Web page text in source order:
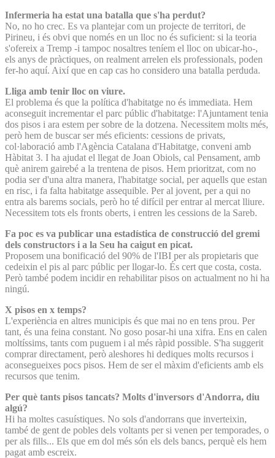
Infermeria ha estat una batalla que s'ha perdut?
No, no ho crec. Es va plantejar com un projecte de territori, de
Pirineu, i és obvi que només en un lloc no és suficient: si la teoria
s'ofereix a Tremp -i tampoc nosaltres teníem el lloc on ubicar-ho-,
els anys de pràctiques, on realment arrelen els professionals, poden
fer-ho aquí. Així que en cap cas ho considero una batalla perduda.
Lliga amb tenir lloc on viure.
El problema és que la política d'habitatge no és immediata. Hem
aconseguit incrementar el parc públic d'habitatge: l'Ajuntament tenia
dos pisos i ara estem per sobre de la dotzena. Necessitem molts més,
però hem de buscar ser més eficients: cessions de privats,
col·laboració amb l'Agència Catalana d'Habitatge, conveni amb
Hàbitat 3. I ha ajudat el llegat de Joan Obiols, cal Pensament, amb
què anirem gairebé a la trentena de pisos. Hem prioritzat, com no
podia ser d'una altra manera, l'habitatge social, per aquells que estan
en risc, i fa falta habitatge assequible. Per al jovent, per a qui no
entra als barems socials, però ho té difícil per entrar al mercat lliure.
Necessitem tots els fronts oberts, i entren les cessions de la Sareb.
Fa poc es va publicar una estadística de construcció del gremi
dels constructors i a la Seu ha caigut en picat.
Proposem una bonificació del 90% de l'IBI per als propietaris que
cedeixin el pis al parc públic per llogar-lo. És cert que costa, costa.
Però també podem incidir en rehabilitar pisos on actualment no hi ha
ningú.
X pisos en x temps?
L'experiència en altres municipis és que mai no en tens prou. Per
tant, és una feina constant. No goso posar-hi una xifra. Ens en calen
moltíssims, tants com puguem i al més ràpid possible. S'ha suggerit
comprar directament, però aleshores hi dediques molts recursos i
aconsegueixes pocs pisos. Hem de ser el màxim d'eficients amb els
recursos que tenim.
Per què tants pisos tancats? Molts d'inversors d'Andorra, diu
algú?
Hi ha moltes casuístiques. No sols d'andorrans que inverteixin,
també de gent de pobles dels voltants per si venen per temporades, o
per als fills... Els que em dol més són els dels bancs, perquè els hem
pagat amb escreix.